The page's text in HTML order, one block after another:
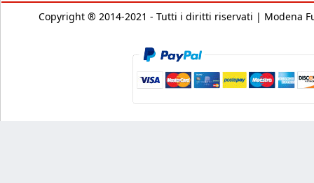
Copyright ® 2014-2021 - Tutti i diritti riservati | Modena